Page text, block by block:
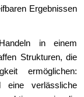
Ergebnissen
in einem
Strukturen, die
ermöglichen:
eine verlässliche